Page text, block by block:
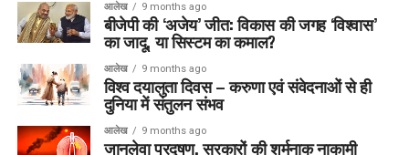
आलेख 9 months ago
बीजेपी की ‘अजेय’ जीत: विकास की जगह ‘विश्वास’
का जादू, या सिस्टम का कमाल?
आलेख 9 months ago
विश्व दयालुता दिवस – करुणा एवं संवेदनाओं से ही
दुनिया में संतुलन संभव
आलेख 9 months ago
जानलेवा प्रदूषण, सरकारों की शर्मनाक नाकामी